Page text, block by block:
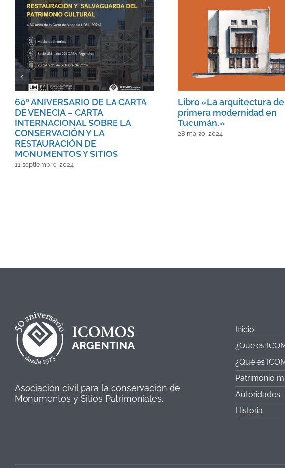
60º ANIVERSARIO DE LA CARTA
DE VENECIA – CARTA
INTERNACIONAL SOBRE LA
CONSERVACIÓN Y LA
RESTAURACIÓN DE
MONUMENTOS Y SITIOS
11 septiembre, 2024
Libro «La arquitectura
primera modernidad en
Tucumán.»
28 marzo, 2024
Asociación civil para la conservación de
Monumentos y Sitios Patrimoniales.
Inicio
¿Qué es
¿Qué es
Patrimonio
Autoridades
Historia